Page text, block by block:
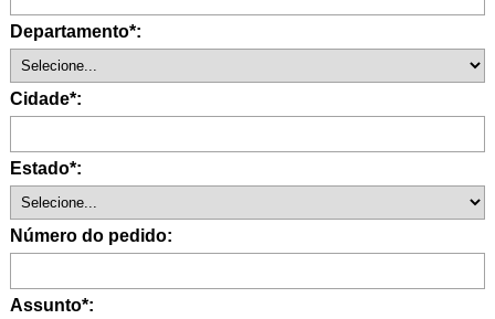
Departamento*:
Cidade*:
Estado*:
Número do pedido:
Assunto*: